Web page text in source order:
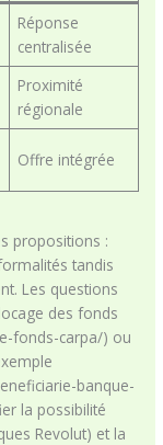
Réponse
centralisée
Proximité
régionale
Offre intégrée
propositions :
tandis
Les questions
des fonds
fonds-carpa/) ou
banque-
la possibilité
Revolut) et la